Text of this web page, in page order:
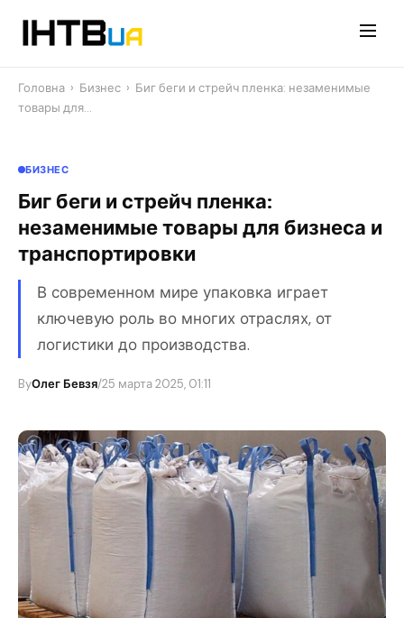
Головна › Бизнес › Биг беги и стрейч пленка: незаменимые
товары для…
БИЗНЕС
Биг беги и стрейч пленка:
незаменимые товары для бизнеса и
транспортировки
В современном мире упаковка играет
ключевую роль во многих отраслях, от
логистики до производства.
ByОлег Бевзя/25 марта 2025, 01:11